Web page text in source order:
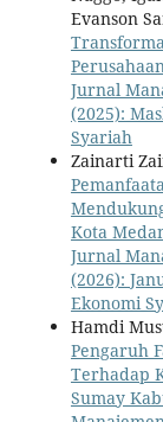
Evanson
Jurnal
(2025):
Syariah
Zainarti
Kota
Jurnal
(2026):
Ekonomi
Hamdi
Pengaruh
Terhadap
Sumay